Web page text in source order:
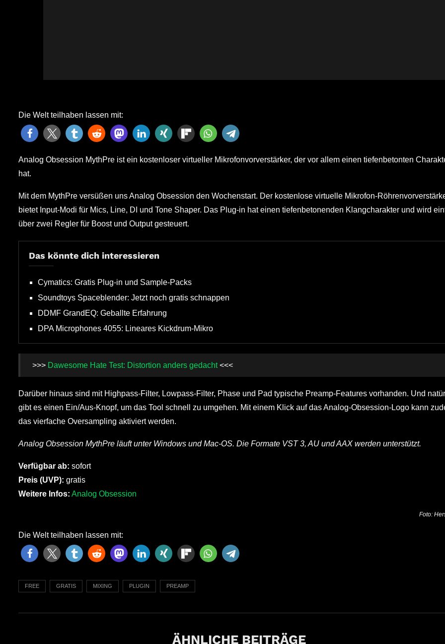
Die Welt teilhaben lassen mit:
Analog Obsession MythPre ist ein kostenloser virtueller Mikrofonvorverstärker, der vor allem einen tiefenbetonten
hat.
Mit dem MythPre versüßen uns Analog Obsession den Wochenstart. Der kostenlose virtuelle Mikrofon-
bietet Input-Modi für Mics, Line, DI und Tone Shaper. Das Plug-in hat einen tiefenbetonenden Klangcharakter und wird
über zwei Regler für Boost und Output gesteuert.
Das könnte dich interessieren
Cymatics: Gratis Plug-in und Sample-Packs
Soundtoys Spaceblender: Jetzt noch gratis schnappen
DDMF GrandEQ: Geballte Erfahrung
DPA Microphones 4055: Lineares Kickdrum-Mikro
>>> Dawesome Hate Test: Distortion anders gedacht<<<
Darüber hinaus sind mit Highpass-Filter, Lowpass-Filter, Phase und Pad typische Preamp-Features vorhanden. Und
gibt es einen Ein/Aus-Knopf, um das Tool schnell zu umgehen. Mit einem Klick auf das Analog-Obsession-Logo kann
das vierfache Oversampling aktiviert werden.
Analog Obsession MythPre läuft unter Windows und Mac-OS. Die Formate VST 3, AU und AAX werden unterstützt.
Verfügbar ab: sofort
Preis (UVP): gratis
Weitere Infos: Analog Obsession
Foto:
Die Welt teilhaben lassen mit:
FREE GRATIS MIXING PLUGIN PREAMP
ÄHNLICHE BEITRÄGE